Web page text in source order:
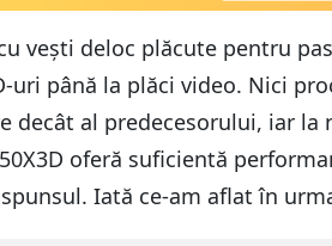
vești deloc plăcute pentru
uri până la plăci video. Nici
decât al predecesorului, iar
oferă suficientă
Iată ce-am aflat în